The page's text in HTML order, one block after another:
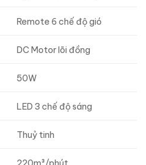
Remote 6 chế độ gió
DC Motor lõi đồng
50W
LED 3 chế độ sáng
Thuỷ tinh